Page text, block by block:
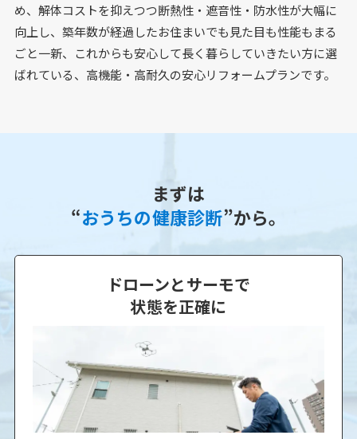
め、解体コストを抑えつつ断熱性・遮音性・防水性が大幅に
向上し、築年数が経過したお住まいでも見た目も性能もまる
ごと一新、これからも安心して長く暮らしていきたい方に選
ばれている、高機能・高耐久の安心リフォームプランです。
まずは
“おうちの健康診断”から。
ドローンとサーモで
状態を正確に